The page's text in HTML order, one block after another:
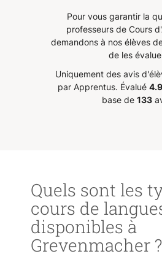
en confiance et en
l’oral. Je la
Pour vous garantir la
professeurs de Cours
demandons à nos élèves
de les
Uniquement des avis
par Apprentus. Évalué 4.9
base de 133
Quels sont les
cours de
disponibles à
Grevenmacher ?